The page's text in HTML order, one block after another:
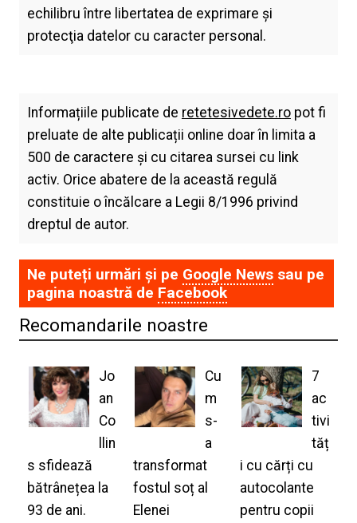
echilibru între libertatea de exprimare şi
protecţia datelor cu caracter personal.
Informațiile publicate de retetesivedete.ropot fi
preluate de alte publicații online doar în limita a
500 de caractere și cu citarea sursei cu link
activ. Orice abatere de la această regulă
constituie o încălcare a Legii 8/1996 privind
dreptul de autor.
Ne puteți urmări și pe Google Newssau pe
pagina noastră de Facebook
Recomandarile noastre
Jo
an
Co
llin
s sfidează
bătrânețea la
93 de ani.
Cu
m
s-
a
transformat
fostul soț al
Elenei
7
ac
tivi
tăț
i cu cărți cu
autocolante
pentru copii